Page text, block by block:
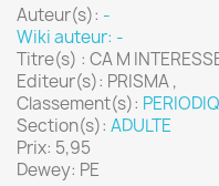
Auteur(s): -
Wiki auteur: -
Titre(s) : CA M
Editeur(s): PRISMA ,
Classement(s):
Section(s): ADULTE
Prix: 5,95
Dewey: PE